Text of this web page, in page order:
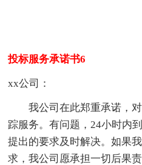
投标服务承诺书6
xx公司：
我公司在此郑重承诺，对
踪服务。有问题，24小时内
提出的要求及时解决。如果
求，我公司愿承担一切后果责